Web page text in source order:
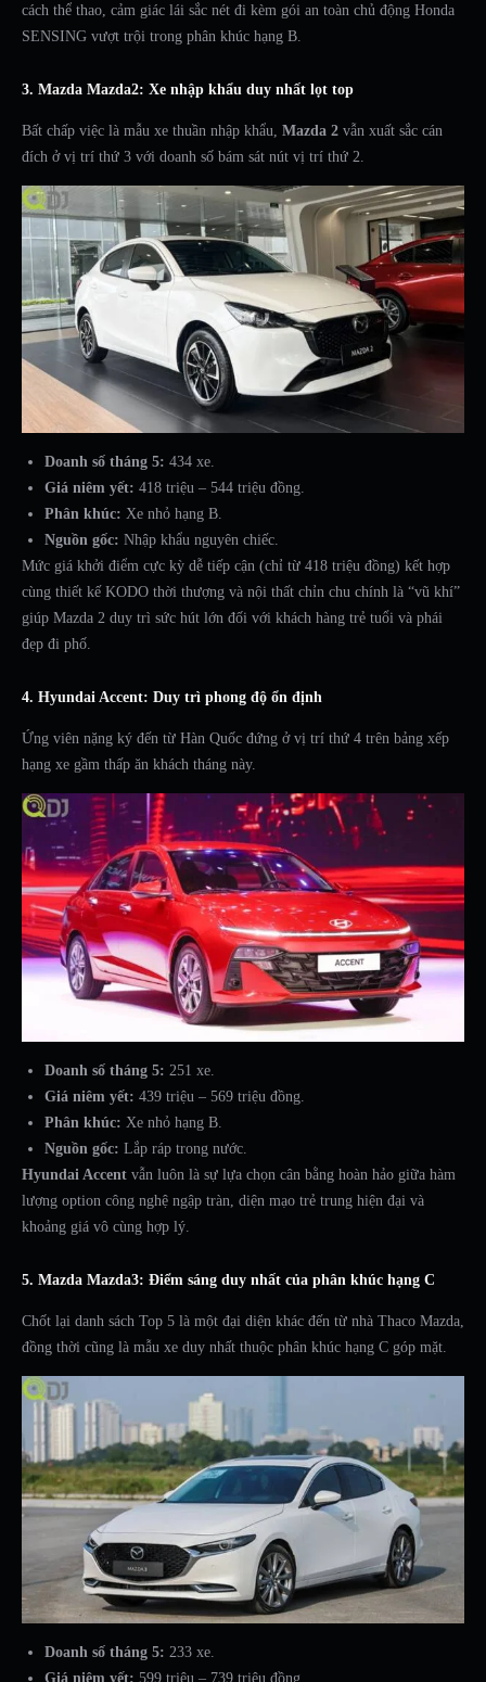
cách thể thao, cảm giác lái sắc nét đi kèm gói an toàn chủ động Honda
SENSING vượt trội trong phân khúc hạng B.
3. Mazda Mazda2: Xe nhập khẩu duy nhất lọt top
Bất chấp việc là mẫu xe thuần nhập khẩu, Mazda 2 vẫn xuất sắc cán
đích ở vị trí thứ 3 với doanh số bám sát nút vị trí thứ 2.
Doanh số tháng 5: 434 xe.
Giá niêm yết: 418 triệu – 544 triệu đồng.
Phân khúc: Xe nhỏ hạng B.
Nguồn gốc: Nhập khẩu nguyên chiếc.
Mức giá khởi điểm cực kỳ dễ tiếp cận (chỉ từ 418 triệu đồng) kết hợp
cùng thiết kế KODO thời thượng và nội thất chỉn chu chính là “vũ khí”
giúp Mazda 2 duy trì sức hút lớn đối với khách hàng trẻ tuổi và phái
đẹp đi phố.
4. Hyundai Accent: Duy trì phong độ ổn định
Ứng viên nặng ký đến từ Hàn Quốc đứng ở vị trí thứ 4 trên bảng xếp
hạng xe gầm thấp ăn khách tháng này.
Doanh số tháng 5: 251 xe.
Giá niêm yết: 439 triệu – 569 triệu đồng.
Phân khúc: Xe nhỏ hạng B.
Nguồn gốc: Lắp ráp trong nước.
Hyundai Accent vẫn luôn là sự lựa chọn cân bằng hoàn hảo giữa hàm
lượng option công nghệ ngập tràn, diện mạo trẻ trung hiện đại và
khoảng giá vô cùng hợp lý.
5. Mazda Mazda3: Điểm sáng duy nhất của phân khúc hạng C
Chốt lại danh sách Top 5 là một đại diện khác đến từ nhà Thaco Mazda,
đồng thời cũng là mẫu xe duy nhất thuộc phân khúc hạng C góp mặt.
Doanh số tháng 5: 233 xe.
Giá niêm yết: 599 triệu – 739 triệu đồng.